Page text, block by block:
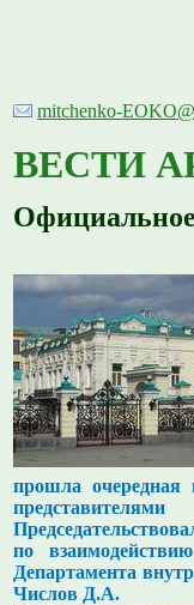
mitchenko-
ВЕСТИ
Официальное
прошла очередная
по
Департамента
Числов Д.А.